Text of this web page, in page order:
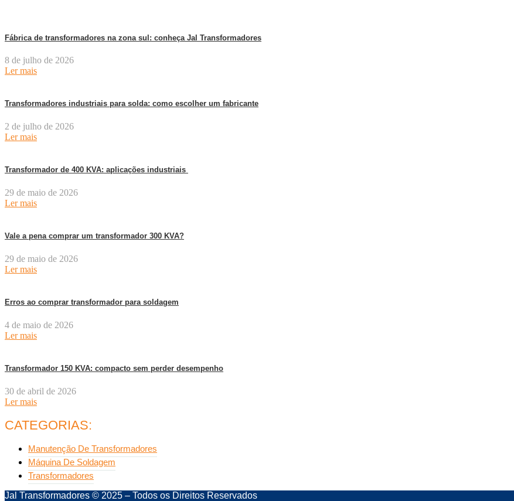
Fábrica de transformadores na zona sul: conheça Jal Transformadores
8 de julho de 2026
Ler mais
Transformadores industriais para solda: como escolher um fabricante
2 de julho de 2026
Ler mais
Transformador de 400 KVA: aplicações industriais
29 de maio de 2026
Ler mais
Vale a pena comprar um transformador 300 KVA?
29 de maio de 2026
Ler mais
Erros ao comprar transformador para soldagem
4 de maio de 2026
Ler mais
Transformador 150 KVA: compacto sem perder desempenho
30 de abril de 2026
Ler mais
CATEGORIAS:
Manutenção De Transformadores
Máquina De Soldagem
Transformadores
Jal Transformadores © 2025 – Todos os Direitos Reservados